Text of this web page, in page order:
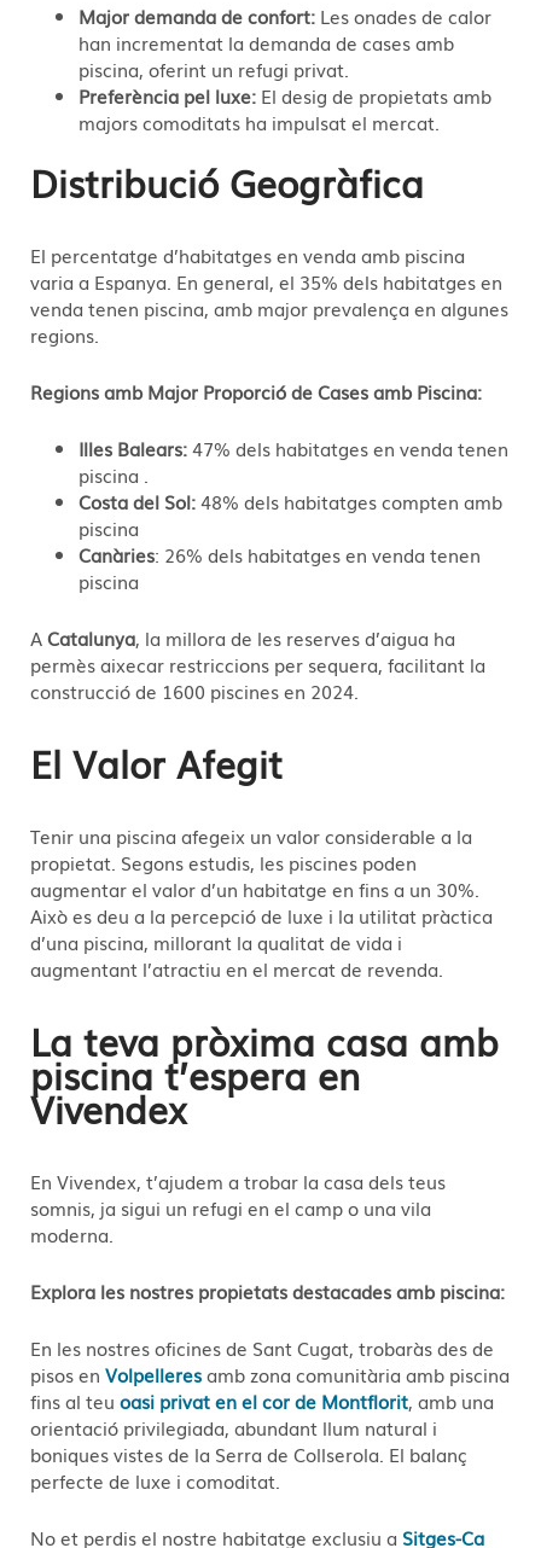
Major demanda de confort: Les onades de calor
han incrementat la demanda de cases amb
piscina, oferint un refugi privat.
Preferència pel luxe: El desig de propietats amb
majors comoditats ha impulsat el mercat.
Distribució Geogràfica
El percentatge d’habitatges en venda amb piscina
varia a Espanya. En general, el 35% dels habitatges en
venda tenen piscina, amb major prevalença en algunes
regions.
Regions amb Major Proporció de Cases amb Piscina:
Illes Balears:47% dels habitatges en venda tenen
piscina .
Costa del Sol:48% dels habitatges compten amb
piscina
Canàries: 26% dels habitatges en venda tenen
piscina
ACatalunya, la millora de les reserves d’aigua ha
permès aixecar restriccions per sequera, facilitant la
construcció de 1600 piscines en 2024.
El Valor Afegit
Tenir una piscina afegeix un valor considerable a la
propietat. Segons estudis, les piscines poden
augmentar el valor d’un habitatge en fins a un 30%.
Això es deu a la percepció de luxe i la utilitat pràctica
d’una piscina, millorant la qualitat de vida i
augmentant l’atractiu en el mercat de revenda.
La teva pròxima casa amb
piscina t’espera en
Vivendex
En Vivendex, t’ajudem a trobar la casa dels teus
somnis, ja sigui un refugi en el camp o una vila
moderna.
Explora les nostres propietats destacades amb piscina:
En les nostres oficines de Sant Cugat, trobaràs des de
pisos en Volpelleresamb zona comunitària amb piscina
fins al teu oasi privat en el cor de Montflorit, amb una
orientació privilegiada, abundant llum natural i
boniques vistes de la Serra de Collserola. El balanç
perfecte de luxe i comoditat.
No et perdis el nostre habitatge exclusiu a Sitges-Ca